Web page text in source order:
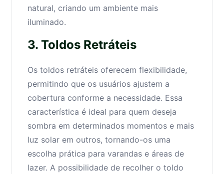
natural, criando um ambiente mais
iluminado.
3. Toldos Retráteis
Os toldos retráteis oferecem flexibilidade,
permitindo que os usuários ajustem a
cobertura conforme a necessidade. Essa
característica é ideal para quem deseja
sombra em determinados momentos e mais
luz solar em outros, tornando-os uma
escolha prática para varandas e áreas de
lazer. A possibilidade de recolher o toldo